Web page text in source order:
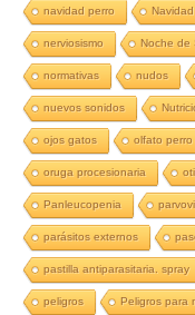
navidad perro
nerviosismo Noche de
normativas nudos
nuevos sonidos
ojos gatos olfato perro
oruga procesionaria
Panleucopenia
parásitos externos
pastilla antiparasitaria. spray
peligros Peligros para